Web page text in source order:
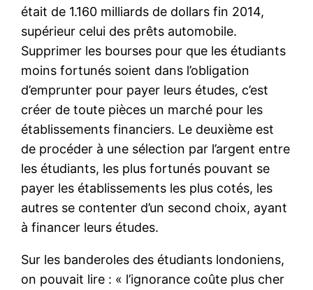
était de 1.160 milliards de dollars fin 2014,
supérieur celui des prêts automobile.
Supprimer les bourses pour que les étudiants
moins fortunés soient dans l’obligation
d’emprunter pour payer leurs études, c’est
créer de toute pièces un marché pour les
établissements financiers. Le deuxième est
de procéder à une sélection par l’argent entre
les étudiants, les plus fortunés pouvant se
payer les établissements les plus cotés, les
autres se contenter d’un second choix, ayant
à financer leurs études.
Sur les banderoles des étudiants londoniens,
on pouvait lire : « l’ignorance coûte plus cher